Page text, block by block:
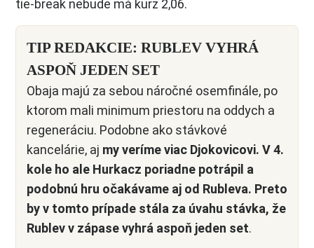
tie-break nebude má kurz 2,06.
TIP REDAKCIE: RUBLEV VYHRÁ
ASPOŇ JEDEN SET
Obaja majú za sebou náročné osemfinále, po
ktorom mali minimum priestoru na oddych a
regeneráciu. Podobne ako stávkové
kancelárie, aj my veríme viac Djokovicovi. V 4.
kole ho ale Hurkacz poriadne potrápil a
podobnú hru očakávame aj od Rubleva. Preto
by v tomto prípade stála za úvahu stávka, že
Rublev v zápase vyhrá aspoň jeden set.